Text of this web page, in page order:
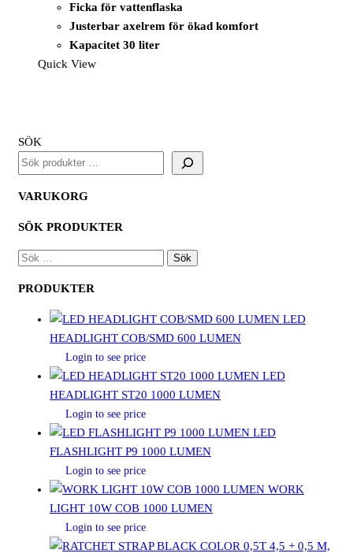
Ficka för vattenflaska
Justerbar axelrem för ökad komfort
Kapacitet 30 liter
Quick View
SÖK
VARUKORG
SÖK PRODUKTER
SÖK
PRODUKTER
LED
HEADLIGHT COB/SMD 600 LUMEN
Login to see price
LED
HEADLIGHT ST20 1000 LUMEN
Login to see price
LED
FLASHLIGHT P9 1000 LUMEN
Login to see price
WORK
LIGHT 10W COB 1000 LUMEN
Login to see price